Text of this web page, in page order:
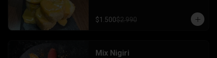
$1.500$2.990
Mix Nigiri